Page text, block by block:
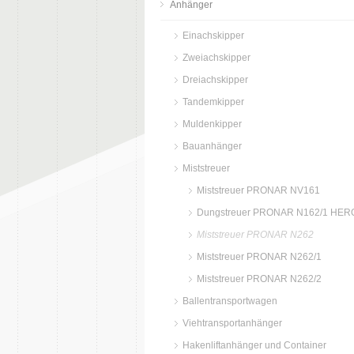
Anhänger
Einachskipper
Zweiachskipper
Dreiachskipper
Tandemkipper
Muldenkipper
Bauanhänger
Miststreuer
Miststreuer PRONAR NV161
Dungstreuer PRONAR N162/1
Miststreuer PRONAR N262
Miststreuer PRONAR N262/1
Miststreuer PRONAR N262/2
Ballentransportwagen
Viehtransportanhänger
Hakenliftanhänger und Container